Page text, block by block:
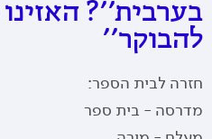
בערבית''? האזינו
להבוקר''
חזרה לבית הספר:
מדרסה - בית ספר